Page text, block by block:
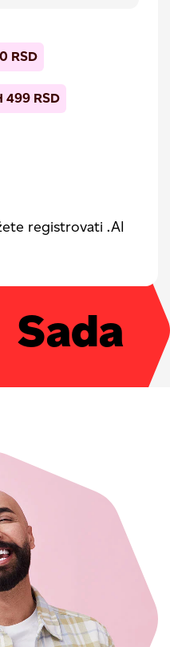
RSD
499 RSD
registrovati .AI
Sada